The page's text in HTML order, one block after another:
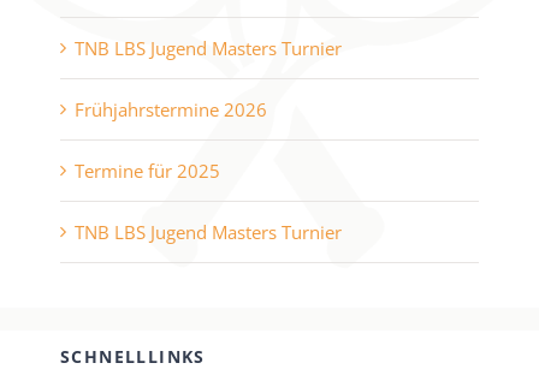
TNB LBS Jugend Masters Turnier
Frühjahrstermine 2026
Termine für 2025
TNB LBS Jugend Masters Turnier
SCHNELLLINKS